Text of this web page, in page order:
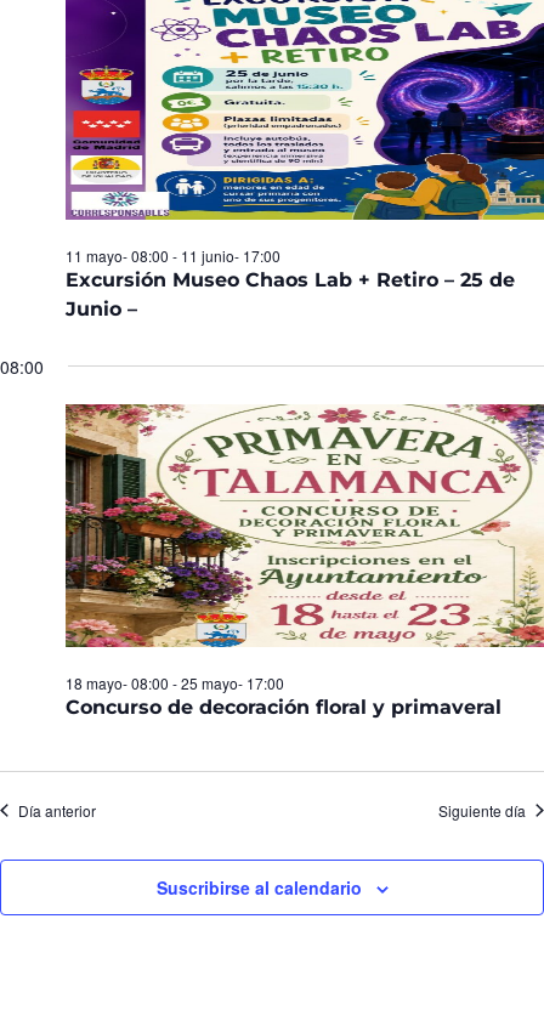
Eventos
Excursión Museo Chaos Lab + Retiro – 25 de
Junio –
11 mayo- 08:00 - 11 junio- 17:00
08:00
Concurso de decoración floral y primaveral
18 mayo- 08:00 -25 mayo- 17:00
Día anterior Siguiente día
Suscribirse al calendario